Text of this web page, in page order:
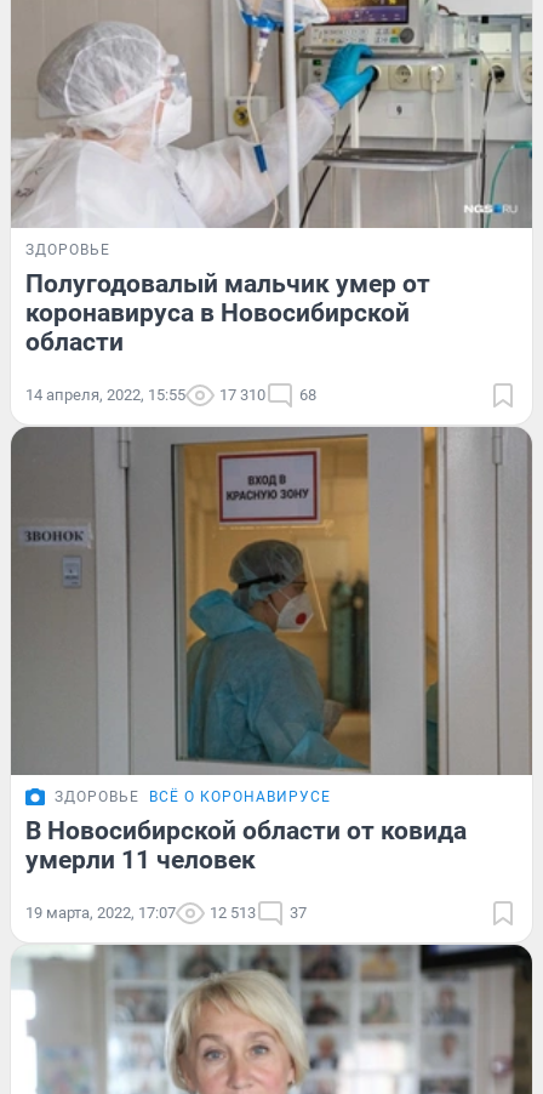
ЗДОРОВЬЕ
Полугодовалый мальчик умер от
коронавируса в Новосибирской
области
14 апреля, 2022, 15:55 17 310 68
ЗДОРОВЬЕ ВСЁ О КОРОНАВИРУСЕ
В Новосибирской области от ковида
умерли 11 человек
19 марта, 2022, 17:07 12 513 37